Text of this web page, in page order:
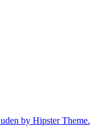
by Hipster Theme.